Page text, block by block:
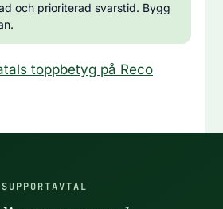
och prioriterad svarstid. Bygg
toppbetyg på Reco
SUPPORTAVTAL